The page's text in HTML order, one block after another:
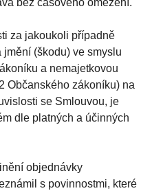
bez časového omezení.
za jakoukoli případně
(škodu) ve smyslu
a nemajetkovou
Občanského zákoníku) na
se Smlouvou, je
dle platných a účinných
objednávky
s povinnostmi, které